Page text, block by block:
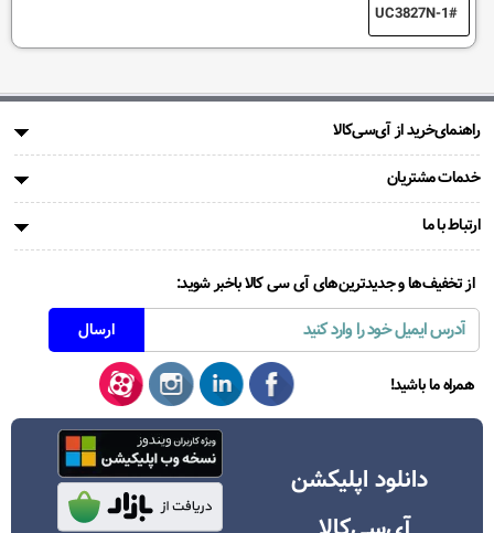
UC3827N-1
راهنمای‌خرید از آی‌سی‌کالا
خدمات مشتریان
ارتباط با ما
از تخفیف‌ها و جدیدترین‌های آی سی کالا باخبر شوید:
همراه ما باشید!
دانلود اپلیکشن